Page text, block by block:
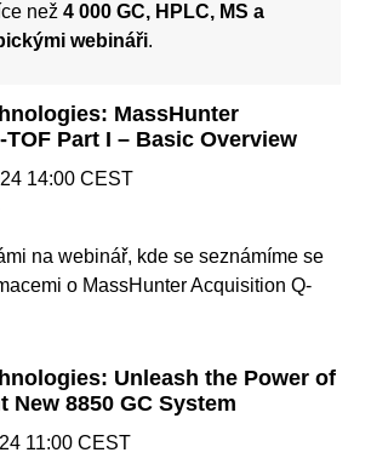
než4 000 GC, HPLC, MS a
webináři.
MassHunter
Part I – Basic Overview
14:00 CEST
na webinář, kde se seznámíme se
o MassHunter Acquisition Q-
Unleash the Power of
New 8850 GC System
11:00 CEST